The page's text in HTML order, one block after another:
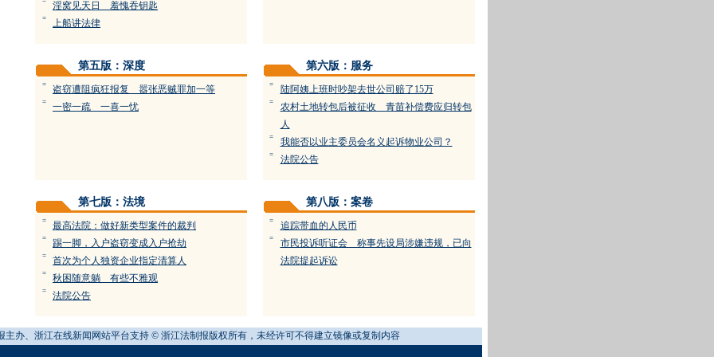
淫窝见天日 羞愧吞钥匙
= 上船讲法律
第五版：深度
= 盗窃遭阻疯狂报复 嚣张恶贼罪加一等
= 一密一疏 一喜一忧
第六版：服务
= 陆阿姨上班时吵架去世公司赔了15万
=
农村土地转包后被征收 青苗补偿费应归转包
人
= 我能否以业主委员会名义起诉物业公司？
= 法院公告
第七版：法境
= 最高法院：做好新类型案件的裁判
= 踢一脚，入户盗窃变成入户抢劫
= 首次为个人独资企业指定清算人
= 秋困随意躺 有些不雅观
= 法院公告
第八版：案卷
= 追踪带血的人民币
=
市民投诉听证会 称事先设局涉嫌违规，已向
法院提起诉讼
主办、浙江在线新闻网站平台支持 © 浙江法制报版权所有，未经许可不得建立镜像或复制内容